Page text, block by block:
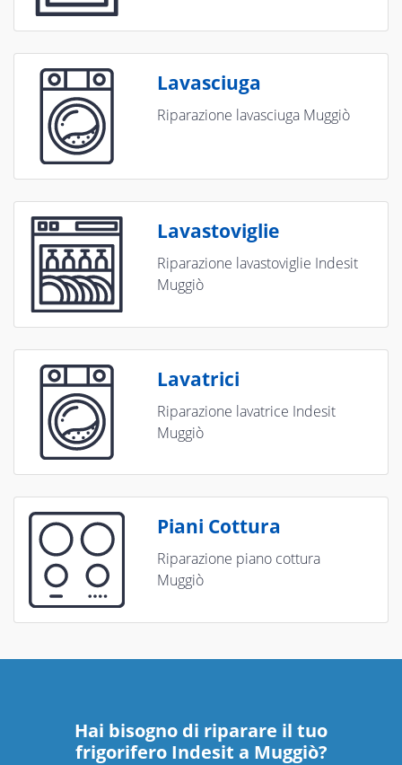
Lavasciuga
Riparazione lavasciuga Muggiò
Lavastoviglie
Riparazione lavastoviglie Indesit
Muggiò
Lavatrici
Riparazione lavatrice Indesit
Muggiò
Piani Cottura
Riparazione piano cottura
Muggiò
Hai bisogno di riparare il tuo
frigorifero Indesit a Muggiò?